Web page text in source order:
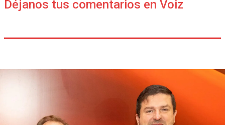
Déjanos tus comentarios en Voiz